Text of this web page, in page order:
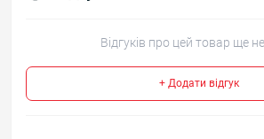
Відгуків про цей товар ще
+ Додати відгук